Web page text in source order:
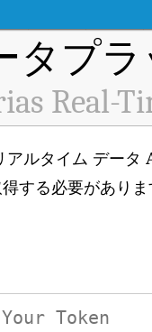
タプ
Real-
ルタイム データ
する必要がありま